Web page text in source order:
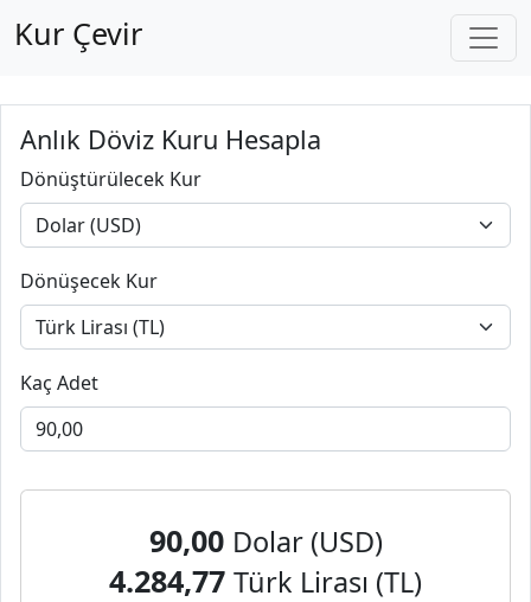
Kur Çevir
Anlık Döviz Kuru Hesapla
Dönüştürülecek Kur
Dönüşecek Kur
Kaç Adet
90,00 Dolar (USD)
4.284,77 Türk Lirası (TL)